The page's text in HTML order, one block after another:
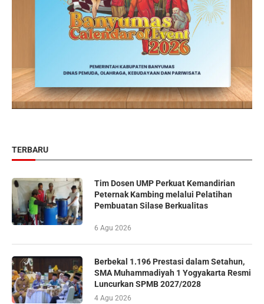
TERBARU
Tim Dosen UMP Perkuat Kemandirian
Peternak Kambing melalui Pelatihan
Pembuatan Silase Berkualitas
6 Agu 2026
Berbekal 1.196 Prestasi dalam Setahun,
SMA Muhammadiyah 1 Yogyakarta Resmi
Luncurkan SPMB 2027/2028
4 Agu 2026